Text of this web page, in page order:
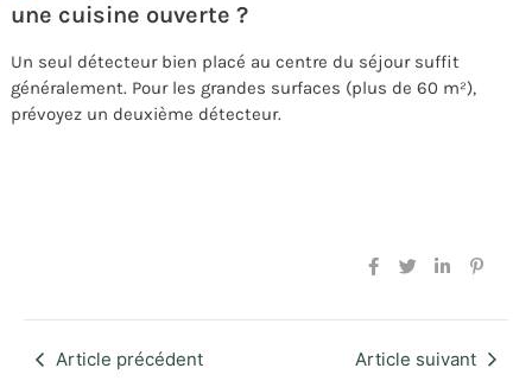
une cuisine ouverte ?
Un seul détecteur bien placé au centre du séjour suffit
généralement. Pour les grandes surfaces (plus de 60 m²),
prévoyez un deuxième détecteur.
Article précédent Article suivant